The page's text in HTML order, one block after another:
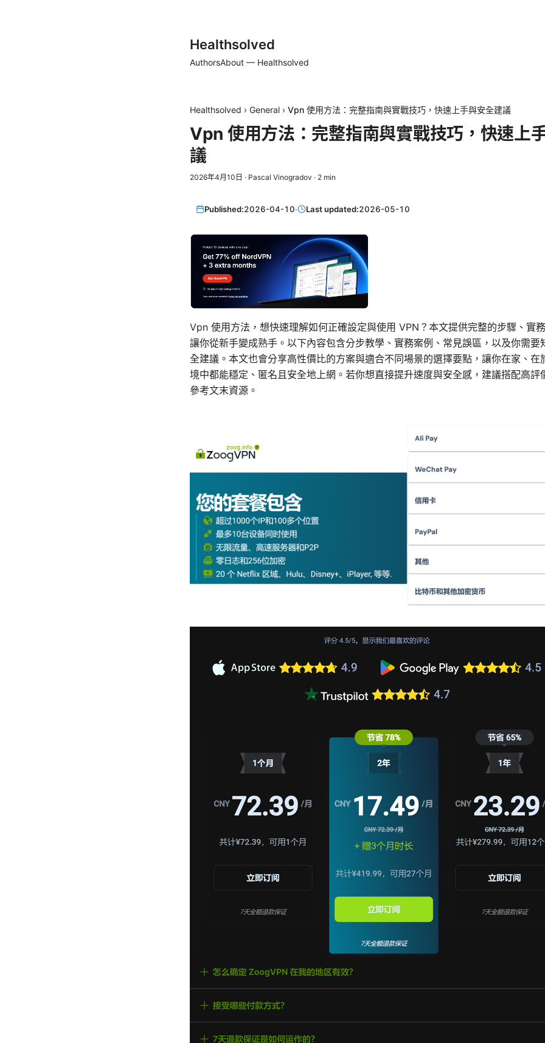
Healthsolved
AuthorsAbout — Healthsolved
Healthsolved › General › Vpn 使用方法：完整指南與實戰技巧，快速上手與安全建議
Vpn 使用方法：完整指南與實戰技巧，快速上
議
2026年4月10日 · Pascal Vinogradov · 2 min
Published:2026-04-10· Last updated:2026-05-10
Vpn 使用方法，想快速理解如何正確設定與使用 VPN？本文提供完整的步驟、實
讓你從新手變成熟手。以下內容包含分步教學、實務案例、常見誤區，以及你需要
全建議。本文也會分享高性價比的方案與適合不同場景的選擇要點，讓你在家、在
境中都能穩定、匿名且安全地上網。若你想直接提升速度與安全感，建議搭配高評
參考文末資源。